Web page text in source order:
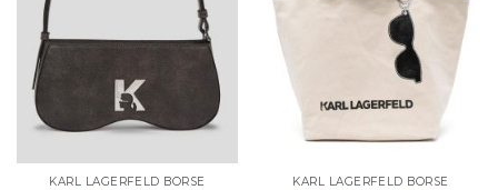
KARL LAGERFELD BORSE KARL LAGERFELD BORSE